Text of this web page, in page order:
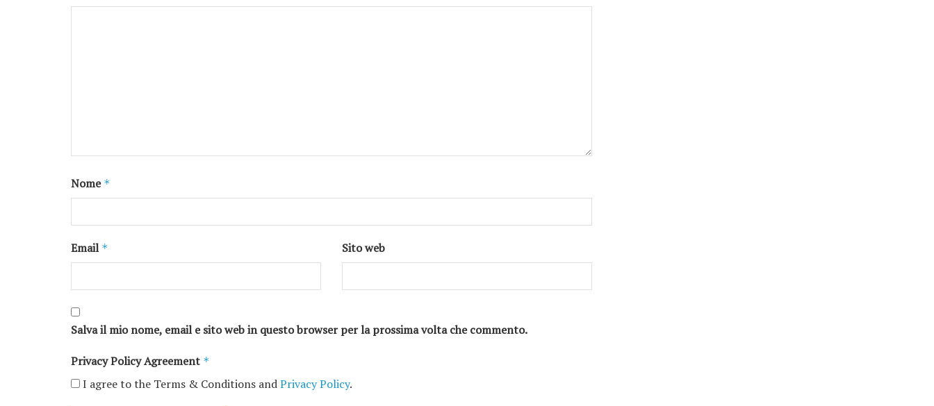
Nome *
Email * Sito web
Salva il mio nome, email e sito web in questo browser per la prossima volta che commento.
Privacy Policy Agreement *
I agree to the Terms & Conditions andPrivacy Policy.